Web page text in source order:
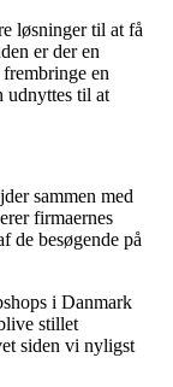
løsninger til at få
er der en
en
udnyttes til at
sammen med
firmaernes
de besøgende på
i Danmark
stillet
siden vi nyligst